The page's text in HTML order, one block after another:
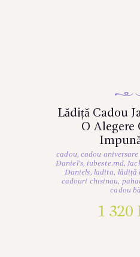
Lădiță Cadou
O Alegere
cadou, cadou aniversare
Daniel's, iubeste.md,
Daniels, ladita, lădiță
cadouri chisinau,
cadou
1 320